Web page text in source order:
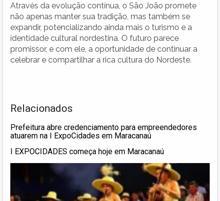
Através da evolução contínua, o São João promete
não apenas manter sua tradição, mas também se
expandir, potencializando ainda mais o turismo e a
identidade cultural nordestina. O futuro parece
promissor, e com ele, a oportunidade de continuar a
celebrar e compartilhar a rica cultura do Nordeste.
Relacionados
Prefeitura abre credenciamento para empreendedores
atuarem na I ExpoCidades em Maracanaú
I EXPOCIDADES começa hoje em Maracanaú